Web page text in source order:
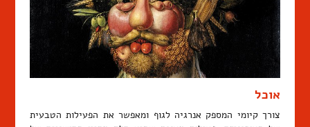
אוכל
צורך קיומי המספק אנרגיה לגוף ומאפשר את הפעילות הטבעית